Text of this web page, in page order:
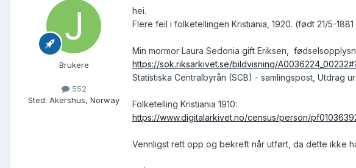
Brukere
552
Sted: Akershus, Norway
hei.
Flere feil i folketellingen Kristiania, 1920. (født 21/5-
Min mormor Laura Sedonia gift Eriksen,
https://sok.riksarkivet.se/bildvisning/
Statistiska Centralbyrån (SCB) - samlingspost, Utdrag
Folketelling Kristiania 1910:
https://www.digitalarkivet.no/census/person/
Vennligst rett opp og bekreft når utført, da dette ikke